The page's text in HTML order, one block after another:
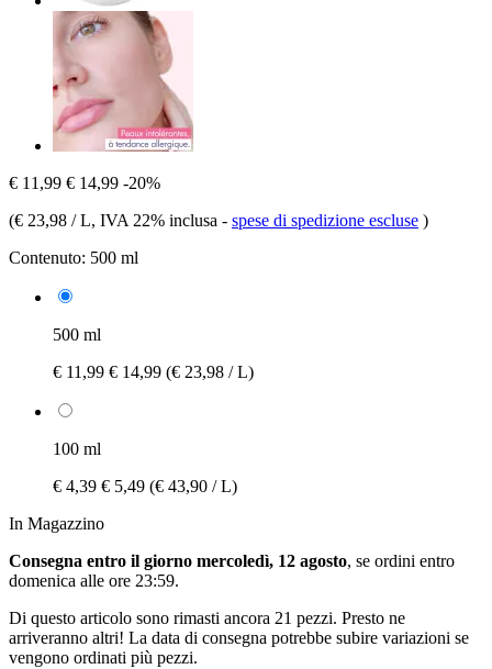
€ 11,99 € 14,99 -20%
(€ 23,98 / L, IVA 22% inclusa - spese di spedizione escluse )
Contenuto: 500 ml
500 ml
€ 11,99 € 14,99 (€ 23,98 / L)
100 ml
€ 4,39 € 5,49 (€ 43,90 / L)
In Magazzino
Consegna entro il giorno mercoledì, 12 agosto, se ordini entro
domenica alle ore 23:59.
Di questo articolo sono rimasti ancora 21 pezzi. Presto ne
arriveranno altri! La data di consegna potrebbe subire variazioni se
vengono ordinati più pezzi.